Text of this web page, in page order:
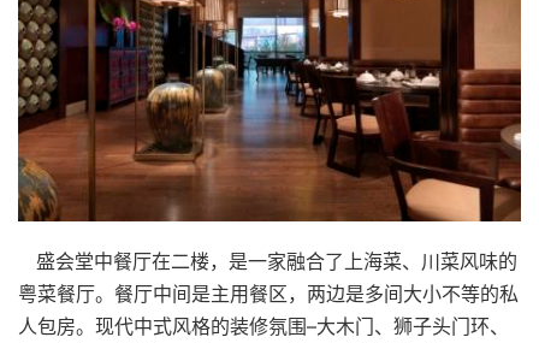
盛会堂中餐厅在二楼，是一家融合了上海菜、川菜风味的
粤菜餐厅。餐厅中间是主用餐区，两边是多间大小不等的私
人包房。现代中式风格的装修氛围–大木门、狮子头门环、